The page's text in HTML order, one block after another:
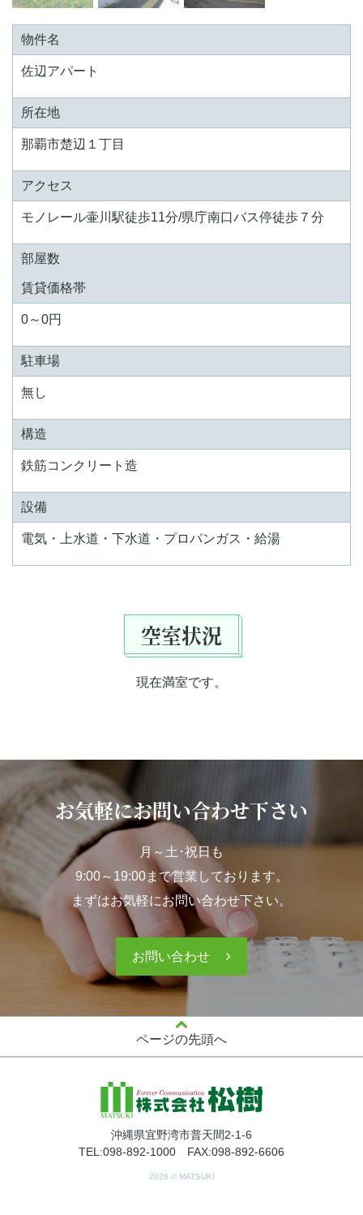
物件名
佐辺アパート
所在地
那覇市楚辺１丁目
アクセス
モノレール壷川駅徒歩11分/県庁南口バス停徒歩７分
部屋数
賃貸価格帯
0～0円
駐車場
無し
構造
鉄筋コンクリート造
設備
電気・上水道・下水道・プロパンガス・給湯
空室状況
現在満室です。
お気軽にお問い合わせ下さい
月～土･祝日も
9:00～19:00まで営業しております。
まずはお気軽にお問い合わせ下さい。
お問い合わせ
ページの先頭へ
沖縄県宜野湾市普天間2-1-6
TEL:098-892-1000 FAX:098-892-6606
2026 © MATSUKI